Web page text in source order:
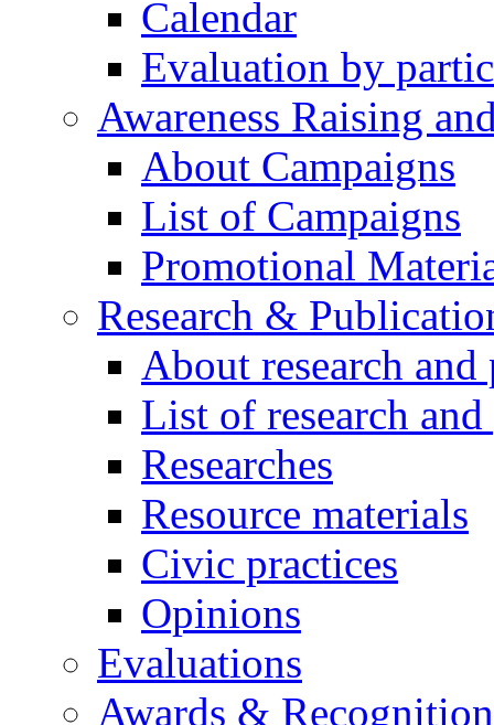
Calendar
Evaluation by
Awareness Raising
About Campaigns
List of Campaigns
Promotional
Research &
About research
List of research
Researches
Resource materials
Civic practices
Opinions
Evaluations
Awards &